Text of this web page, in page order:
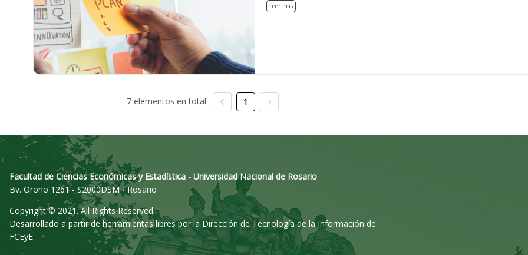
Leer más
7 elementos en total: 1
Facultad de Ciencias Económicas y Estadística - Universidad Nacional de Rosario
Bv. Oroño 1261 - S2000DSM - Rosario
Copyright © 2021. All Rights Reserved.
Desarrollado a partir de herramientas libres por la Dirección de Tecnología de la Información de
FCEyE